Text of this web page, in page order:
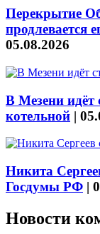
Перекрытие
продлевается
05.08.2026
В Мезени идёт
котельной |
Никита
Госдумы РФ |
Новости